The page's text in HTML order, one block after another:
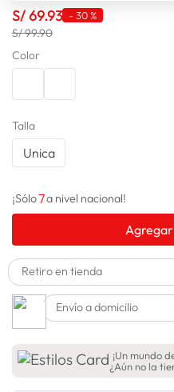
6. tv
7.
10. lavadora
S/69.93 - 30 %
S/ 99.90
Color
Talla
Unica
¡Sólo7a nivel nacional!
Retiro en tienda
Envío a domicilio
¡Un mundo
¿Aún no la